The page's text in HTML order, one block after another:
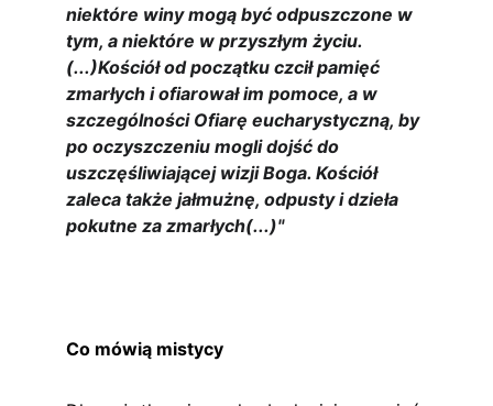
niektóre winy mogą być odpuszczone w
tym, a niektóre w przyszłym życiu.
(...)Kościół od początku czcił pamięć
zmarłych i ofiarował im pomoce, a w
szczególności Ofiarę eucharystyczną, by
po oczyszczeniu mogli dojść do
uszczęśliwiającej wizji Boga. Kościół
zaleca także jałmużnę, odpusty i dzieła
pokutne za zmarłych(...)"
Co mówią mistycy